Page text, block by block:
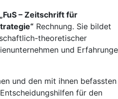
„FuS – Zeitschrift für
Rechnung. Sie bildet
theoretischer
und
und den mit ihnen befassten
für den